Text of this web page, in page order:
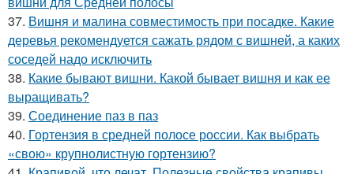
37. Вишня и малина совместимость при посадке. Какие
деревья рекомендуется сажать рядом с вишней, а каких
соседей надо исключить
38. Какие бывают вишни. Какой бывает вишня и как ее
выращивать?
39. Соединение паз в паз
40. Гортензия в средней полосе россии. Как выбрать
«свою» крупнолистную гортензию?